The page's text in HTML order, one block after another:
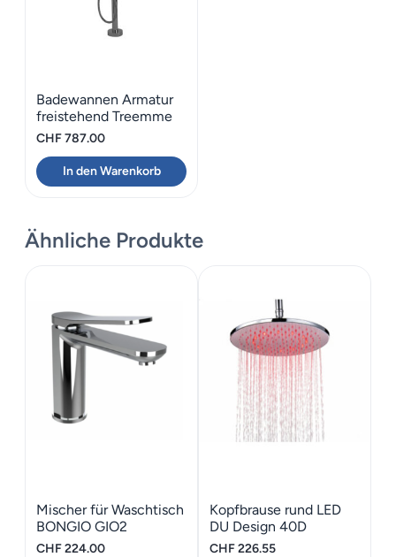
Badewannen Armatur
freistehend Treemme
X-Change A= 15cm
CHF787.00
In den Warenkorb
Ähnliche Produkte
Mischer für Waschtisch
BONGIO GIO2
CHF224.00
Kopfbrause rund LED
DU Design 40D
CHF226.55